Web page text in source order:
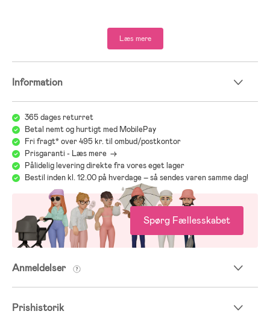
Læs mere
Information
365 dages returret
Betal nemt og hurtigt med MobilePay
Fri fragt* over 495 kr. til ombud/postkontor
Prisgaranti - Læs mere ->
Pålidelig levering direkte fra vores eget lager
Bestil inden kl. 12.00 på hverdage – så sendes varen samme dag!
Spørg Fællesskabet
Anmeldelser
Prishistorik